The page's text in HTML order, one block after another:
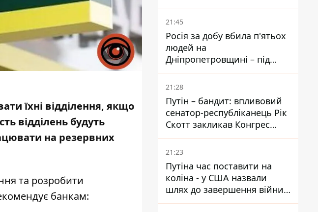
їхні відділення, якщо
відділень будуть
на резервних
та розробити
банкам:
біль – він очолив народне
голосування
21:45
Росія за добу вбила п'ятьох
людей на
Дніпропетровщині – під
ударами опинилися п'ять
районів області
21:28
Путін – бандит: впливовий
сенатор-республіканець Рік
Скотт закликав Конгрес
притягнути РФ до
відповідальності за війну в
Україні
21:23
Путіна час поставити на
коліна - у США назвали
шлях до завершення війни -
National Security Journal